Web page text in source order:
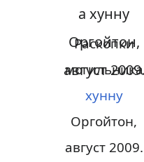
Раскопки
могильника
хунну
Оргойтон,
август 2009.